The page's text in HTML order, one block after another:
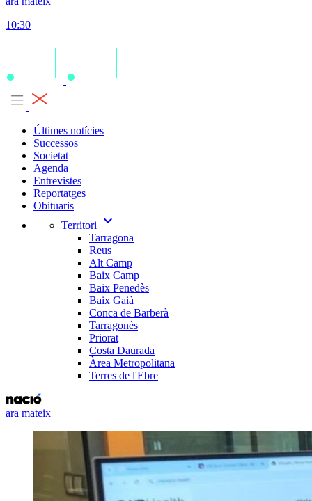
10:30
Últimes notícies
Successos
Societat
Agenda
Entrevistes
Reportatges
Obituaris
Territori
expand_more
Tarragona
Reus
Alt Camp
Baix Camp
Baix Penedès
Baix Gaià
Conca de Barberà
Tarragonès
Priorat
Costa Daurada
Àrea Metropolitana
Terres de l'Ebre
ara mateix